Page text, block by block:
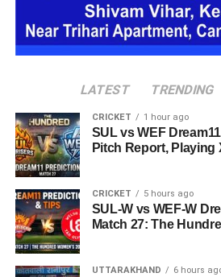
महिलाओं और बच्चों को रोजमर्रा के जीवन में
का अनुभव हो सके। प्रस्तावित परिसर में
जाएंगे, जिनमें करीब 88 लोगों के रहने की
LATEST TRENDING
CRICKET 1 hour ago
SUL vs WEF
Pitch Report, Playing
CRICKET 5 hours ago
SUL-W vs WEF-W
Match 27: The
UTTARAKHAND 6 hours